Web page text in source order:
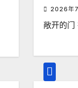
2026年
敞开的